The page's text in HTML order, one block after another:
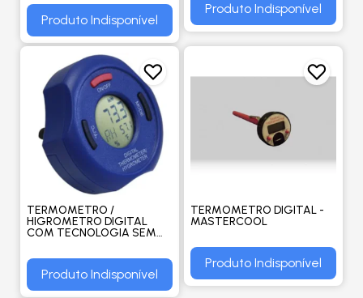
Produto Indisponível
Produto Indisponível
TERMOMETRO /
HIGROMETRO DIGITAL
COM TECNOLOGIA SEM
MASTERCOOL
Produto Indisponível
TERMOMETRO DIGITAL -
MASTERCOOL
Produto Indisponível